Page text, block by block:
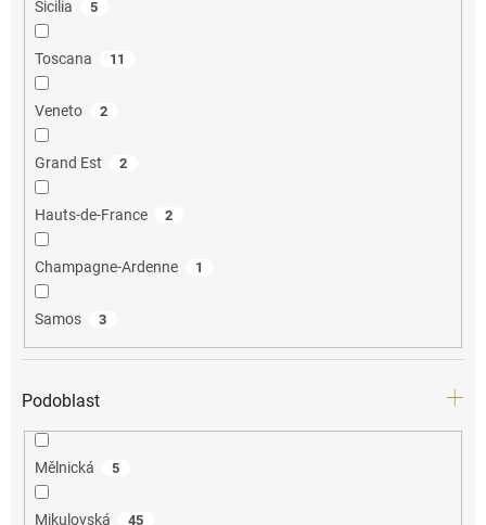
Sicilia 5
Toscana 11
Veneto 2
Grand Est 2
Hauts-de-France 2
Champagne-Ardenne 1
Samos 3
Podoblast
Mělnická 5
Mikulovská 45